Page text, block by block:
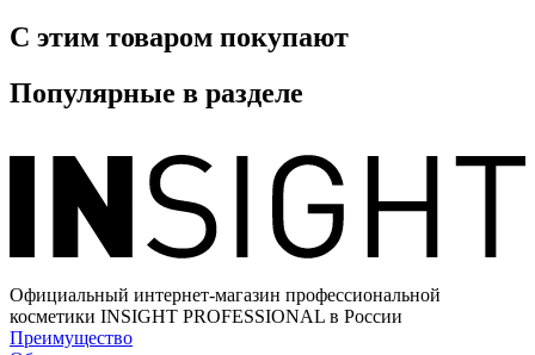
С этим товаром покупают
Популярные в разделе
Официальный интернет-магазин профессиональной
косметики INSIGHT PROFESSIONAL в России
Преимущество